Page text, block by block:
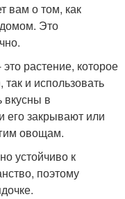
вам о том, как
домом. Это
растение, которое
и использовать
вкусны в
его закрывают или
овощам.
устойчиво к
поэтому